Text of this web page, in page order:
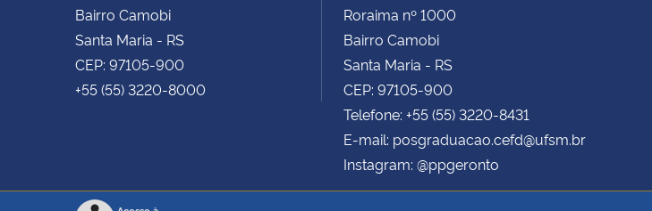
Bairro Camobi
Santa Maria - RS
CEP: 97105-900
+55 (55) 3220-8000
Roraima nº 1000
Bairro Camobi
Santa Maria - RS
CEP: 97105-900
Telefone: +55 (55) 3220-8431
E-mail: posgraduacao.cefd@ufsm.br
Instagram: @ppgeronto